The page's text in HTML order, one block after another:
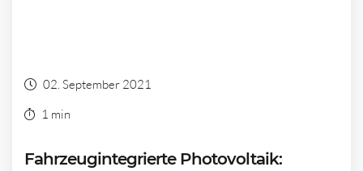
02. September 2021
1 min
Fahrzeugintegrierte Photovoltaik: